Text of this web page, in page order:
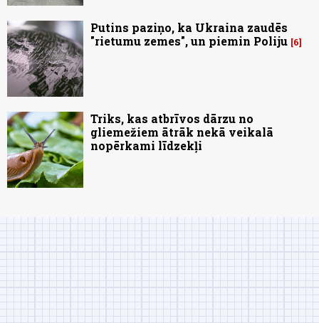
Putins paziņo, ka Ukraina zaudēs
"rietumu zemes", un piemin Poliju 6
Triks, kas atbrīvos dārzu no
gliemežiem ātrāk nekā veikalā
nopērkami līdzekļi